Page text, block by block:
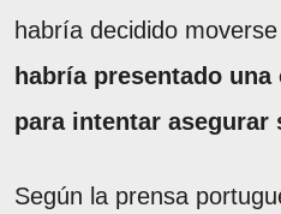
habría decidido
habría presentado
para intentar asegurar
Según la prensa